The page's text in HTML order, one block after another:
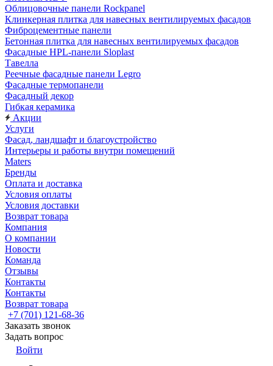
Облицовочные панели Rockpanel
Клинкерная плитка для навесных вентилируемых фасадов
Фиброцементные панели
Бетонная плитка для навесных вентилируемых фасадов
Фасадные HPL-панели Sloplast
Тавелла
Реечные фасадные панели Legro
Фасадные термопанели
Фасадный декор
Гибкая керамика
Акции
Услуги
Фасад, ландшафт и благоустройство
Интерьеры и работы внутри помещений
Maters
Бренды
Оплата и доставка
Условия оплаты
Условия доставки
Возврат товара
Компания
О компании
Новости
Команда
Отзывы
Контакты
Контакты
Возврат товара
+7 (701) 121-68-36
Заказать звонок
Задать вопрос
Войти